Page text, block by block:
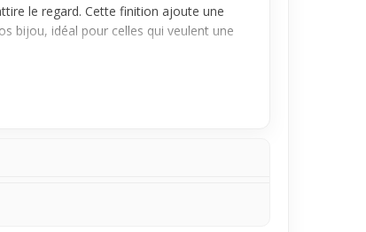
le regard. Cette finition ajoute une
bijou, idéal pour celles qui veulent une
conviendra le mieux à ton style et à ta